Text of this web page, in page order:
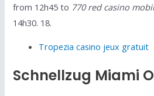
from 12h45 to 770 red casino
14h30. 18.
Tropezia casino jeux gratuit
Schnellzug Miami